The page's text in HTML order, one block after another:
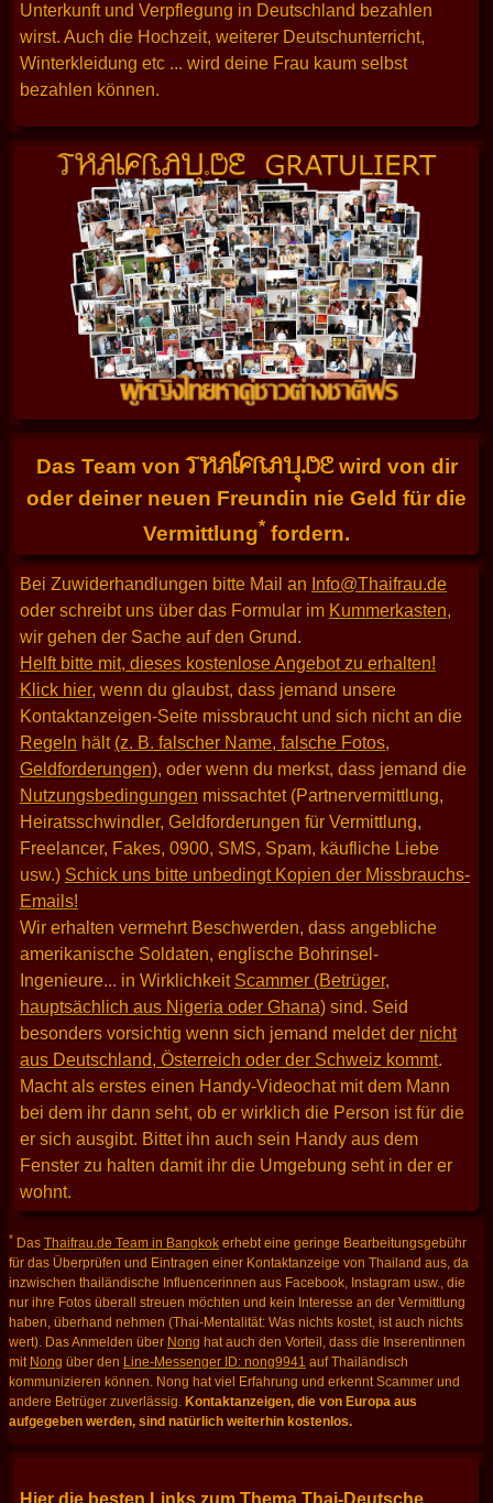
Unterkunft und Verpflegung in Deutschland bezahlen
wirst. Auch die Hochzeit, weiterer Deutschunterricht,
Winterkleidung etc ... wird deine Frau kaum selbst
bezahlen können.
Das Team vonTHAIFRAU.DEwird von dir
oder deiner neuen Freundin nie Geld für die
Vermittlung* fordern.
Bei Zuwiderhandlungen bitte Mail an Info@Thaifrau.de
oder schreibt uns über das Formular im Kummerkasten,
wir gehen der Sache auf den Grund.
Helft bitte mit, dieses kostenlose Angebot zu erhalten!
Klick hier, wenn du glaubst, dass jemand unsere
Kontaktanzeigen-Seite missbraucht und sich nicht an die
Regeln hält (z. B. falscher Name, falsche Fotos,
Geldforderungen), oder wenn du merkst, dass jemand die
Nutzungsbedingungen missachtet (Partnervermittlung,
Heiratsschwindler, Geldforderungen für Vermittlung,
Freelancer, Fakes, 0900, SMS, Spam, käufliche Liebe
usw.) Schick uns bitte unbedingt Kopien der Missbrauchs-
Emails!
Wir erhalten vermehrt Beschwerden, dass angebliche
amerikanische Soldaten, englische Bohrinsel-
Ingenieure... in Wirklichkeit Scammer (Betrüger,
hauptsächlich aus Nigeria oder Ghana)sind. Seid
besonders vorsichtig wenn sich jemand meldet der nicht
aus Deutschland, Österreich oder der Schweiz kommt.
Macht als erstes einen Handy-Videochat mit dem Mann
bei dem ihr dann seht, ob er wirklich die Person ist für die
er sich ausgibt. Bittet ihn auch sein Handy aus dem
Fenster zu halten damit ihr die Umgebung seht in der er
wohnt.
* Das Thaifrau.de Team in Bangkok erhebt eine geringe Bearbeitungsgebühr
für das Überprüfen und Eintragen einer Kontaktanzeige von Thailand aus, da
inzwischen thailändische Influencerinnen aus Facebook, Instagram usw., die
nur ihre Fotos überall streuen möchten und kein Interesse an der Vermittlung
haben, überhand nehmen (Thai-Mentalität: Was nichts kostet, ist auch nichts
wert). Das Anmelden über Nong hat auch den Vorteil, dass die Inserentinnen
mit Nong über den Line-Messenger ID: nong9941 auf Thailändisch
kommunizieren können. Nong hat viel Erfahrung und erkennt Scammer und
andere Betrüger zuverlässig. Kontaktanzeigen, die von Europa aus
aufgegeben werden, sind natürlich weiterhin kostenlos.